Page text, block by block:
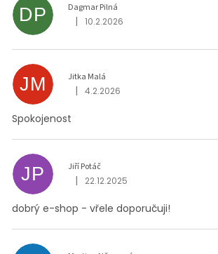
DP Dagmar Pilná
Hodnocení obchodu je 5 z 5
| 10.2.2026
JM Jitka Malá
Hodnocení obchodu je 5 z 5
| 4.2.2026
Spokojenost
JP Jiří Potáč
Hodnocení obchodu je 5 z 5
| 22.12.2025
dobrý e-shop - vřele doporučuji!